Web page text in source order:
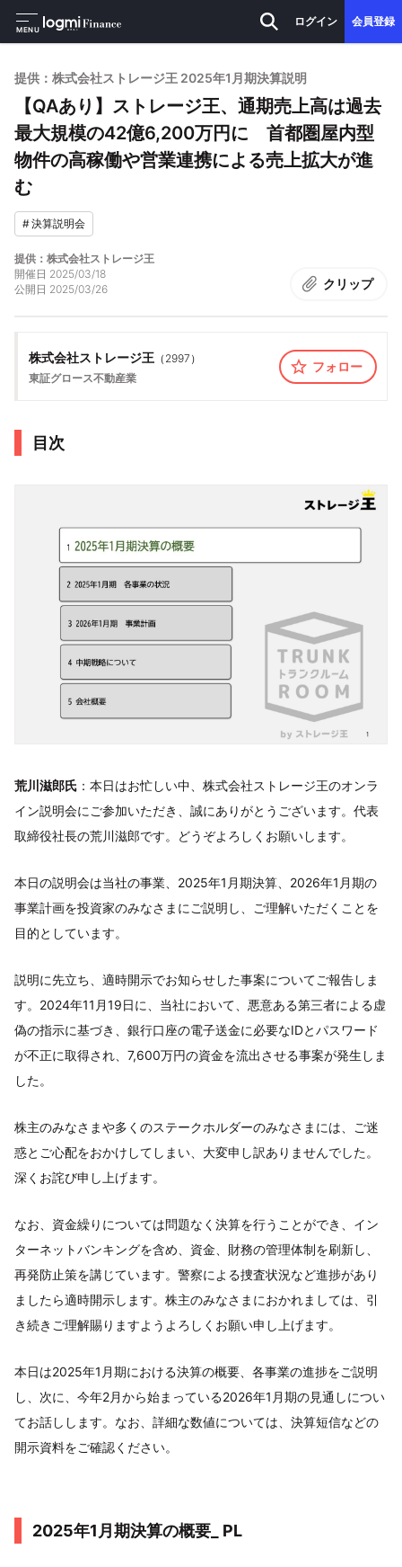
MENU
ログイン 会員登録
提供：株式会社ストレージ王 2025年1月期決算説明
【QAあり】ストレージ王、通期売上高は過去
最大規模の42億6,200万円に 首都圏屋内型
物件の高稼働や営業連携による売上拡大が進
む
#決算説明会
提供：株式会社ストレージ王
開催日 2025/03/18
公開日 2025/03/26 クリップ
株式会社ストレージ王 （ 2997 ）
東証グロース不動産業
フォロー
目次
荒川滋郎氏 ：本日はお忙しい中、株式会社ストレージ王のオンラ
イン説明会にご参加いただき、誠にありがとうございます。代表
取締役社長の荒川滋郎です。どうぞよろしくお願いします。
本日の説明会は当社の事業、2025年1月期決算、2026年1月期の
事業計画を投資家のみなさまにご説明し、ご理解いただくことを
目的としています。
説明に先立ち、適時開示でお知らせした事案についてご報告しま
す。2024年11月19日に、当社において、悪意ある第三者による虚
偽の指示に基づき、銀行口座の電子送金に必要なIDとパスワード
が不正に取得され、7,600万円の資金を流出させる事案が発生しま
した。
株主のみなさまや多くのステークホルダーのみなさまには、ご迷
惑とご心配をおかけしてしまい、大変申し訳ありませんでした。
深くお詫び申し上げます。
なお、資金繰りについては問題なく決算を行うことができ、イン
ターネットバンキングを含め、資金、財務の管理体制を刷新し、
再発防止策を講じています。警察による捜査状況など進捗があり
ましたら適時開示します。株主のみなさまにおかれましては、引
き続きご理解賜りますようよろしくお願い申し上げます。
本日は2025年1月期における決算の概要、各事業の進捗をご説明
し、次に、今年2月から始まっている2026年1月期の見通しについ
てお話しします。なお、詳細な数値については、決算短信などの
開示資料をご確認ください。
2025年1月期決算の概要_ PL